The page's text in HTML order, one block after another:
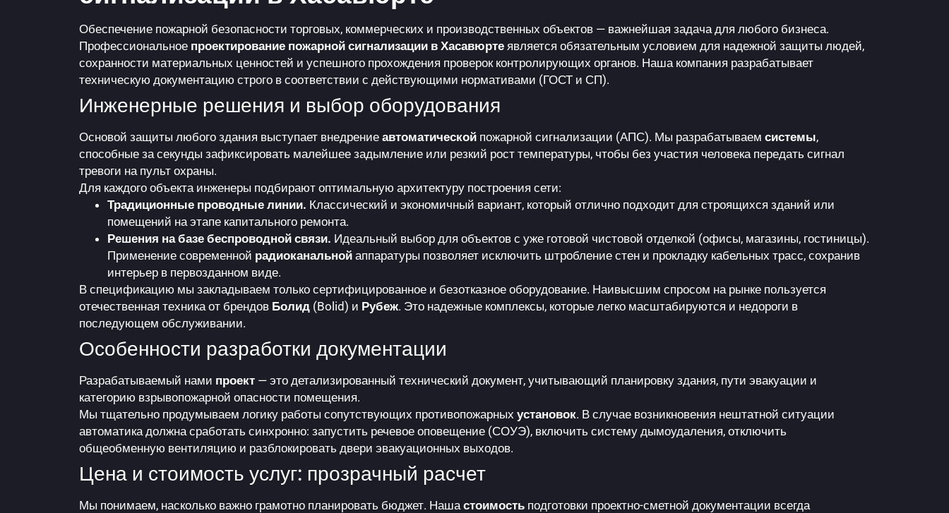
Обеспечение пожарной безопасности торговых, коммерческих и производственных объектов — важнейшая задача для любого бизнеса.
Профессиональное проектирование пожарной сигнализации в Хасавюрте является обязательным условием для надежной защиты людей,
сохранности материальных ценностей и успешного прохождения проверок контролирующих органов. Наша компания разрабатывает
техническую документацию строго в соответствии с действующими нормативами (ГОСТ и СП).
Инженерные решения и выбор оборудования
Основой защиты любого здания выступает внедрение автоматической пожарной сигнализации (АПС). Мы разрабатываем системы,
способные за секунды зафиксировать малейшее задымление или резкий рост температуры, чтобы без участия человека передать сигнал
тревоги на пульт охраны.
Для каждого объекта инженеры подбирают оптимальную архитектуру построения сети:
Традиционные проводные линии. Классический и экономичный вариант, который отлично подходит для строящихся зданий или
помещений на этапе капитального ремонта.
Решения на базе беспроводной связи. Идеальный выбор для объектов с уже готовой чистовой отделкой (офисы, магазины, гостиницы).
Применение современной радиоканальной аппаратуры позволяет исключить штробление стен и прокладку кабельных трасс, сохранив
интерьер в первозданном виде.
В спецификацию мы закладываем только сертифицированное и безотказное оборудование. Наивысшим спросом на рынке пользуется
отечественная техника от брендов Болид (Bolid) и Рубеж. Это надежные комплексы, которые легко масштабируются и недороги в
последующем обслуживании.
Особенности разработки документации
Разрабатываемый нами проект — это детализированный технический документ, учитывающий планировку здания, пути эвакуации и
категорию взрывопожарной опасности помещения.
Мы тщательно продумываем логику работы сопутствующих противопожарных установок. В случае возникновения нештатной ситуации
автоматика должна сработать синхронно: запустить речевое оповещение (СОУЭ), включить систему дымоудаления, отключить
общеобменную вентиляцию и разблокировать двери эвакуационных выходов.
Цена и стоимость услуг: прозрачный расчет
Мы понимаем, насколько важно грамотно планировать бюджет. Нашастоимость подготовки проектно-сметной документации всегда